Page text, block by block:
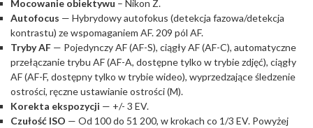
Mocowanie obiektywu – Nikon Z.
Autofocus — Hybrydowy autofokus (detekcja fazowa/detekcja
kontrastu) ze wspomaganiem AF. 209 pól AF.
Tryby AF — Pojedynczy AF (AF-S), ciągły AF (AF-C), automatyczne
przełączanie trybu AF (AF-A, dostępne tylko w trybie zdjęć), ciągły
AF (AF-F, dostępny tylko w trybie wideo), wyprzedzające śledzenie
ostrości, ręczne ustawianie ostrości (M).
Korekta ekspozycji — +/- 3 EV.
Czułość ISO — Od 100 do 51 200, w krokach co 1/3 EV. Powyżej